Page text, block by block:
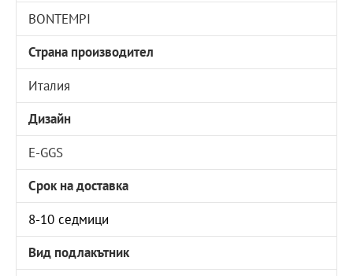
BONTEMPI
Страна производител
Италия
Дизайн
E-GGS
Срок на доставка
8-10 седмици
Вид подлакътник